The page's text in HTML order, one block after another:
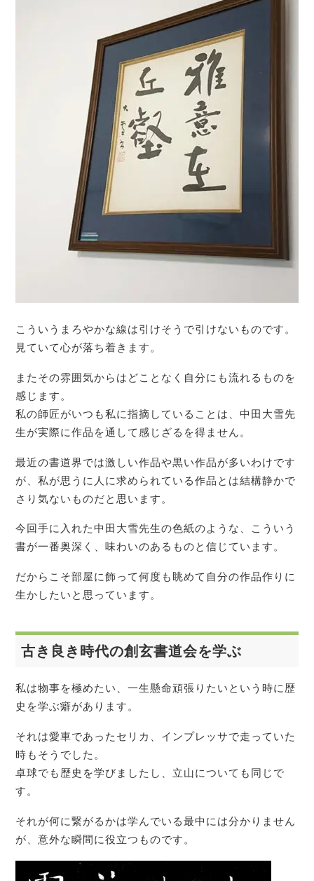
こういうまろやかな線は引けそうで引けないものです。
見ていて心が落ち着きます。
またその雰囲気からはどことなく自分にも流れるものを
感じます。
私の師匠がいつも私に指摘していることは、中田大雪先
生が実際に作品を通して感じざるを得ません。
最近の書道界では激しい作品や黒い作品が多いわけです
が、私が思うに人に求められている作品とは結構静かで
さり気ないものだと思います。
今回手に入れた中田大雪先生の色紙のような、こういう
書が一番奥深く、味わいのあるものと信じています。
だからこそ部屋に飾って何度も眺めて自分の作品作りに
生かしたいと思っています。
古き良き時代の創玄書道会を学ぶ
私は物事を極めたい、一生懸命頑張りたいという時に歴
史を学ぶ癖があります。
それは愛車であったセリカ、インプレッサで走っていた
時もそうでした。
卓球でも歴史を学びましたし、立山についても同じで
す。
それが何に繋がるかは学んでいる最中には分かりません
が、意外な瞬間に役立つものです。